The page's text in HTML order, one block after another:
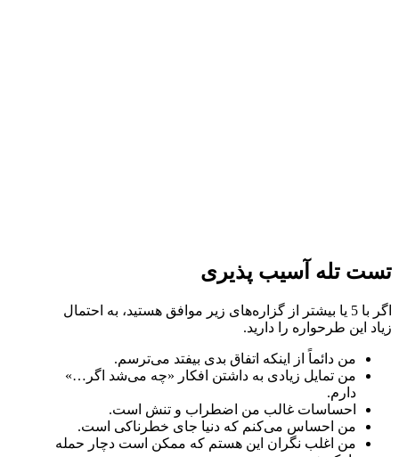
تست تله آسیب پذیری
اگر با 5 یا بیشتر از گزاره‌های زیر موافق هستید، به احتمال
زیاد این طرحواره را دارید.
من دائماً از اینکه اتفاق بدی بیفتد می‌ترسم.
من تمایل زیادی به داشتن افکار «چه می‌شد اگر…»
دارم.
احساسات غالب من اضطراب و تنش است.
من احساس می‌کنم که دنیا جای خطرناکی است.
من اغلب نگران این هستم که ممکن است دچار حمله